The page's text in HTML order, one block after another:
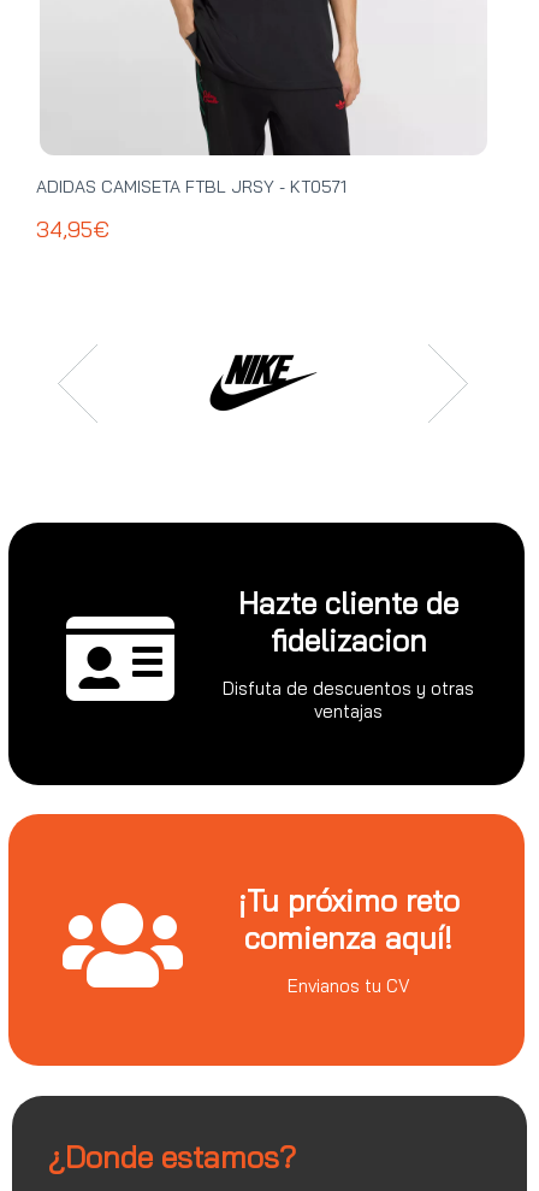
ADIDAS CAMISETA FTBL JRSY - KT0571
34,95€
Hazte cliente de
fidelizacion
Disfuta de descuentos y otras
ventajas
¡Tu próximo reto
comienza aquí!
Envianos tu CV
¿Donde estamos?